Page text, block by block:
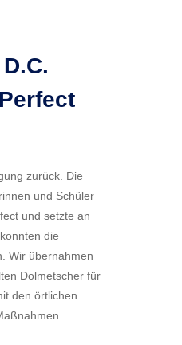
zurück. Die
und Schüler
und setzte an
die
Wir übernahmen
Dolmetscher für
den örtlichen